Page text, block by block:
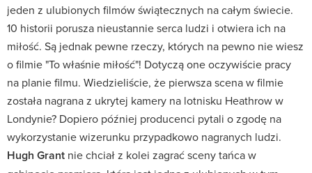
jeden z ulubionych filmów świątecznych na całym świecie.
10 historii porusza nieustannie serca ludzi i otwiera ich na
miłość. Są jednak pewne rzeczy, których na pewno nie wiesz
o filmie "To właśnie miłość"! Dotyczą one oczywiście pracy
na planie filmu. Wiedzieliście, że pierwsza scena w filmie
została nagrana z ukrytej kamery na lotnisku Heathrow w
Londynie? Dopiero później producenci pytali o zgodę na
wykorzystanie wizerunku przypadkowo nagranych ludzi.
Hugh Grant nie chciał z kolei zagrać sceny tańca w